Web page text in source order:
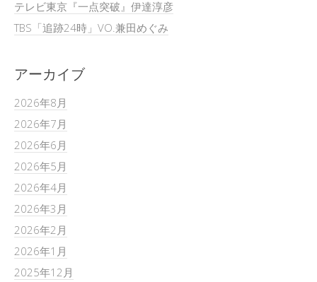
テレビ東京『一点突破』伊達淳彦
TBS「追跡24時」VO.兼田めぐみ
アーカイブ
2026年8月
2026年7月
2026年6月
2026年5月
2026年4月
2026年3月
2026年2月
2026年1月
2025年12月